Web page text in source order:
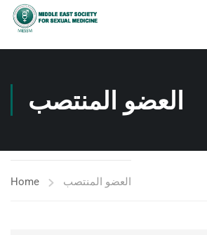
العضو المنتصب
Home العضو المنتصب